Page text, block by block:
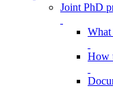
Joint PhD
What
How